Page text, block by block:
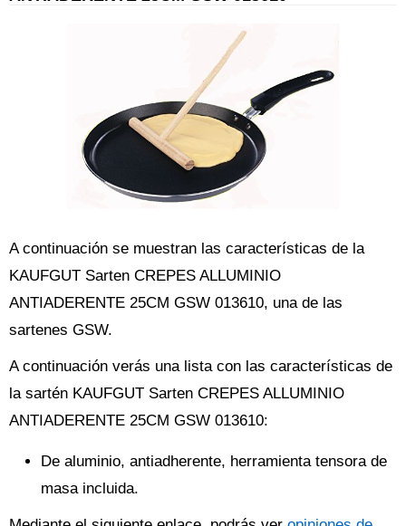
A continuación se muestran las características de la
KAUFGUT Sarten CREPES ALLUMINIO
ANTIADERENTE 25CM GSW 013610, una de las
sartenes GSW.
A continuación verás una lista con las características de
la sartén KAUFGUT Sarten CREPES ALLUMINIO
ANTIADERENTE 25CM GSW 013610:
De aluminio, antiadherente, herramienta tensora de
masa incluida.